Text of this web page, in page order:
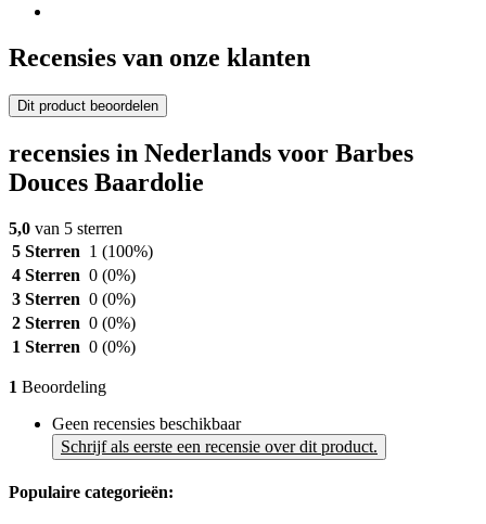
Recensies van onze klanten
Dit product beoordelen
recensies in Nederlands voor Barbes
Douces Baardolie
5,0 van 5 sterren
5 Sterren 1 (100%)
4 Sterren 0 (0%)
3 Sterren 0 (0%)
2 Sterren 0 (0%)
1 Sterren 0 (0%)
1 Beoordeling
Geen recensies beschikbaar
Schrijf als eerste een recensie over dit product.
Populaire categorieën: